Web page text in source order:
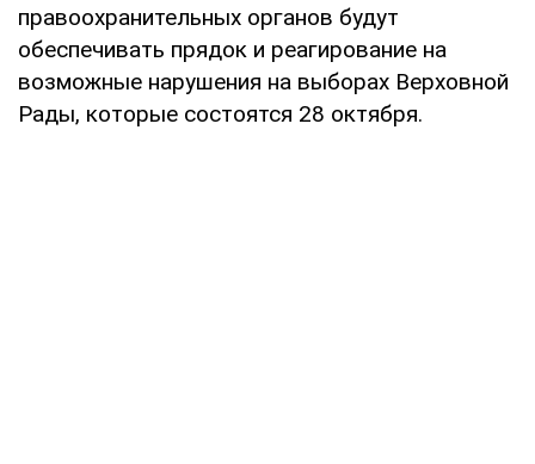
правоохранительных органов будут
обеспечивать прядок и реагирование на
возможные нарушения на выборах Верховной
Рады, которые состоятся 28 октября.